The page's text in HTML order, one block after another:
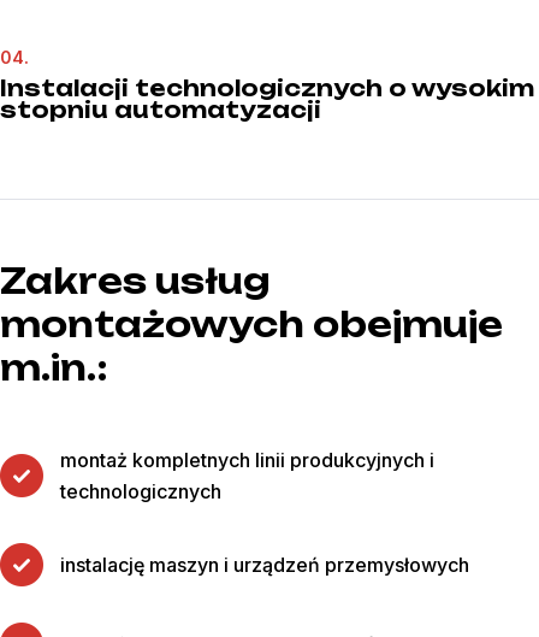
04.
Instalacji technologicznych o wysokim
stopniu automatyzacji
Zakres usług
montażowych obejmuje
m.in.:
montaż kompletnych linii produkcyjnych i
technologicznych
instalację maszyn i urządzeń przemysłowych